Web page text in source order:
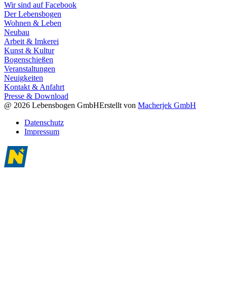
Wir sind auf Facebook
Der Lebensbogen
Wohnen & Leben
Neubau
Arbeit & Imkerei
Kunst & Kultur
Bogenschießen
Veranstaltungen
Neuigkeiten
Kontakt & Anfahrt
Presse & Download
@ 2026 Lebensbogen GmbHErstellt von Macherjek GmbH
Datenschutz
Impressum